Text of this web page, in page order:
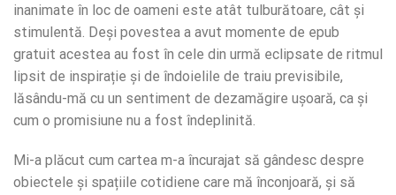
inanimate în loc de oameni este atât tulburătoare, cât și
stimulentă. Deși povestea a avut momente de epub
gratuit acestea au fost în cele din urmă eclipsate de ritmul
lipsit de inspirație și de îndoielile de traiu previsibile,
lăsându-mă cu un sentiment de dezamăgire ușoară, ca și
cum o promisiune nu a fost îndeplinită.
Mi-a plăcut cum cartea m-a încurajat să gândesc despre
obiectele și spațiile cotidiene care mă înconjoară, și să